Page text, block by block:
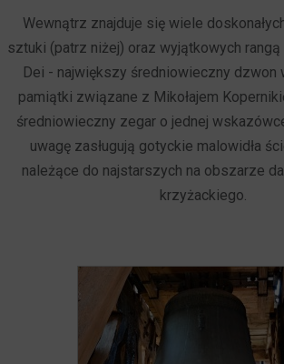
Wewnątrz znajduje się wiele
sztuki (patrz niżej) oraz wyjątkowych rangą
Dei - największy średniowieczny dzwon
pamiątki związane z Mikołajem
średniowieczny zegar o jednej
uwagę zasługują gotyckie malowidła
należące do najstarszych na obszarze
krzyżackiego.